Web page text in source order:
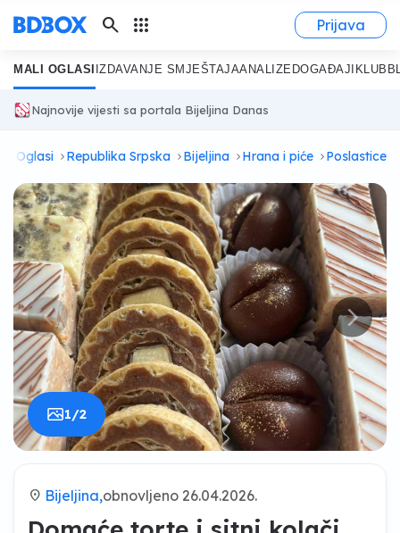
search apps Prijava
MALI OGLASI IZDAVANJE SMJEŠTAJAANALIZE DOGAĐAJI KLUB
Najnovije vijesti sa portala Bijeljina Danas
Oglasi Republika Srpska Bijeljina Hrana i piće Poslastice
1/2
location_on Bijeljina,obnovljeno 26.04.2026.